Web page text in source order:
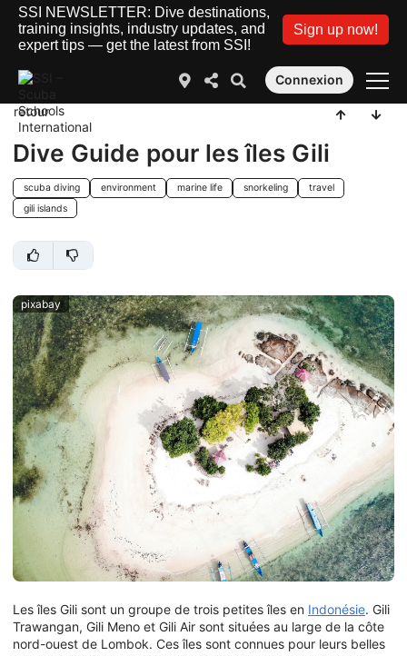
SSI NEWSLETTER: Dive destinations,
training insights, industry updates, and
expert tips — get the latest from SSI!
Sign up now!
Connexion
retour
Dive Guide pour les îles Gili
scuba diving environment marine life snorkeling
travel
gili islands
pixabay
Les îles Gili sont un groupe de trois petites îles en Indonésie. Gili
Trawangan, Gili Meno et Gili Air sont situées au large de la côte
nord-ouest de Lombok. Ces îles sont connues pour leurs belles